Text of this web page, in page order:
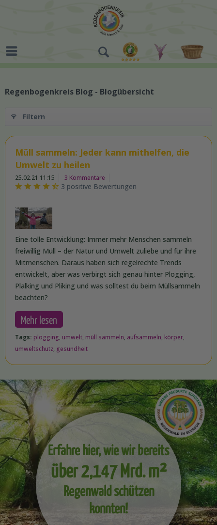
Regenbogenkreis Blog - Blogübersicht
Filtern
Müll sammeln: Jeder kann mithelfen, die
Umwelt zu heilen
25.02.21 11:15 3 Kommentare
3 positive Bewertungen
Eine tolle Entwicklung: Immer mehr Menschen sammeln
freiwillig Müll – der Natur und Umwelt zuliebe und für ihre
Mitmenschen. Daraus haben sich regelrechte Trends
entwickelt, aber was verbirgt sich genau hinter Plogging,
Plalking und Pliking und was solltest du beim Müllsammeln
beachten?
Mehr lesen
Tags: plogging, umwelt, müll sammeln, aufsammeln, körper,
umweltschutz, gesundheit
Erfahre hier, wie wir bereits
über 2,147 Mrd. m²
Regenwald schützen
konnten!